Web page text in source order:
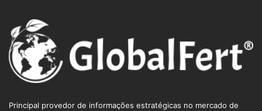
Principal provedor de informações estratégicas no mercado de